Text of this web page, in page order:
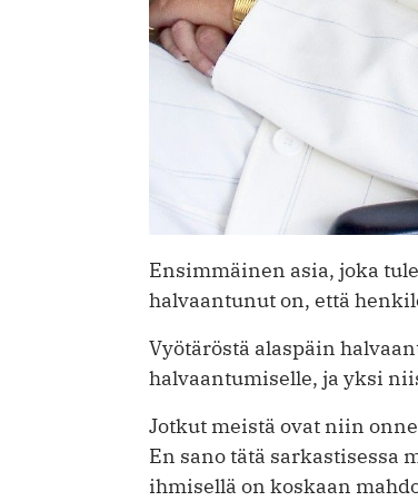
Ensimmäinen asia, joka
halvaantunut on, että
Vyötäröstä alaspäin
halvaantumiselle, ja yksi
Jotkut meistä ovat niin
En sano tätä sarkastisessa
ihmisellä on koskaan